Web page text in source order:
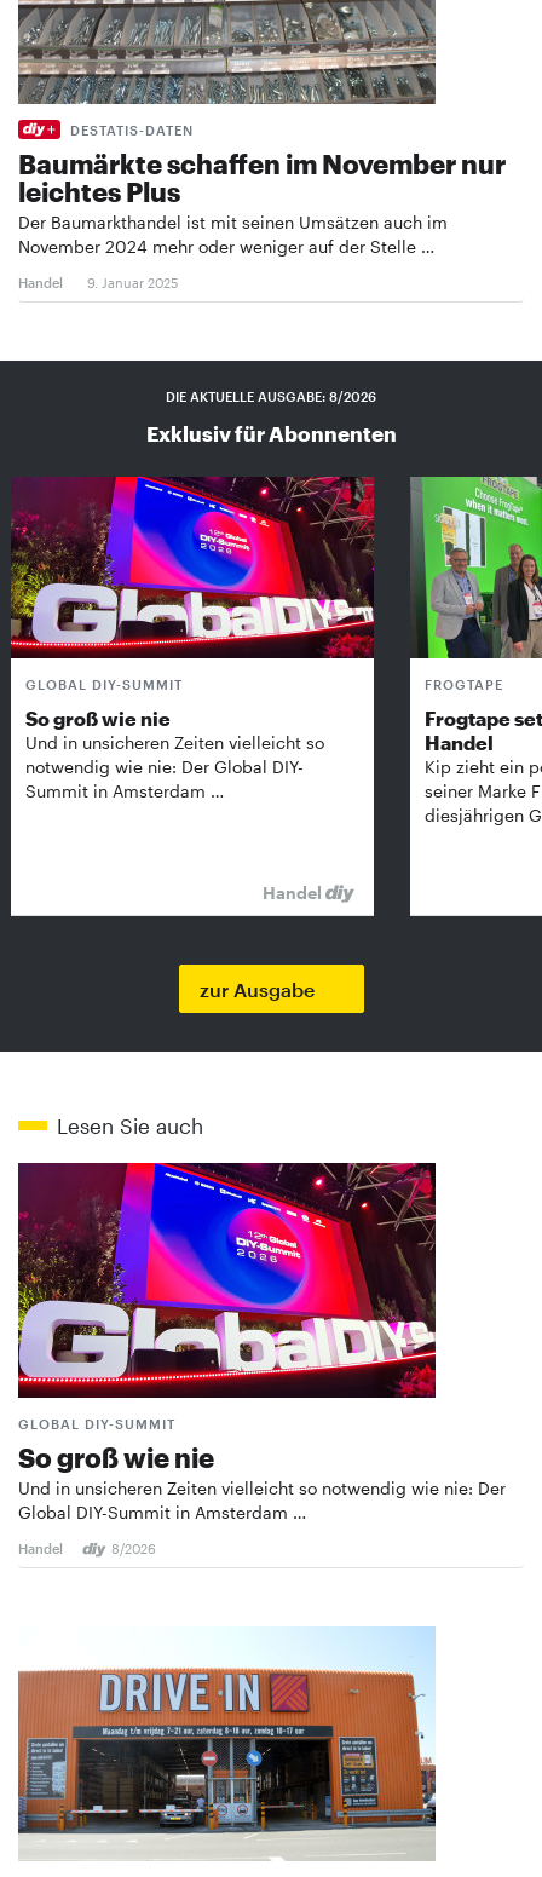
DESTATIS-DATEN
Baumärkte schaffen im November nur
leichtes Plus
Der Baumarkthandel ist mit seinen Umsätzen auch im
November 2024 mehr oder weniger auf der Stelle …
Handel 9. Januar 2025
DIE AKTUELLE AUSGABE: 8/2026
Exklusiv für Abonnenten
GLOBAL DIY-SUMMIT
So groß wie nie
Und in unsicheren Zeiten vielleicht so
notwendig wie nie: Der Global DIY-
Summit in Amsterdam …
Handel
FROGTAPE
Frogtape
Handel
Kip zieht ein
seiner Marke
diesjährigen
zur Ausgabe
Lesen Sie auch
GLOBAL DIY-SUMMIT
So groß wie nie
Und in unsicheren Zeiten vielleicht so notwendig wie nie: Der
Global DIY-Summit in Amsterdam …
Handel 8/2026